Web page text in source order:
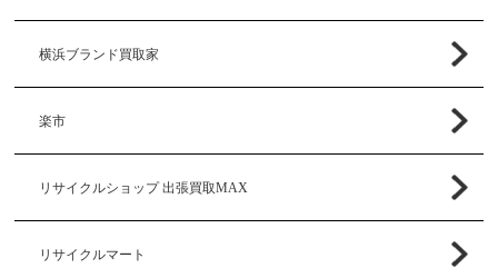
横浜ブランド買取家
楽市
リサイクルショップ 出張買取MAX
リサイクルマート